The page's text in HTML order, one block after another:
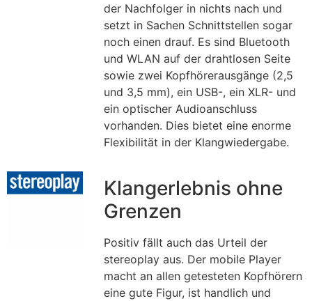
der Nachfolger in nichts nach und
setzt in Sachen Schnittstellen sogar
noch einen drauf. Es sind Bluetooth
und WLAN auf der drahtlosen Seite
sowie zwei Kopfhörerausgänge (2,5
und 3,5 mm), ein USB-, ein XLR- und
ein optischer Audioanschluss
vorhanden. Dies bietet eine enorme
Flexibilität in der Klangwiedergabe.
Klangerlebnis ohne
Grenzen
Positiv fällt auch das Urteil der
stereoplay aus. Der mobile Player
macht an allen getesteten Kopfhörern
eine gute Figur, ist handlich und